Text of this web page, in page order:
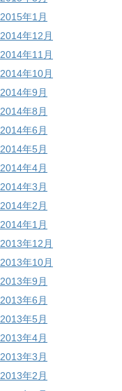
2015年1月
2014年12月
2014年11月
2014年10月
2014年9月
2014年8月
2014年6月
2014年5月
2014年4月
2014年3月
2014年2月
2014年1月
2013年12月
2013年10月
2013年9月
2013年6月
2013年5月
2013年4月
2013年3月
2013年2月